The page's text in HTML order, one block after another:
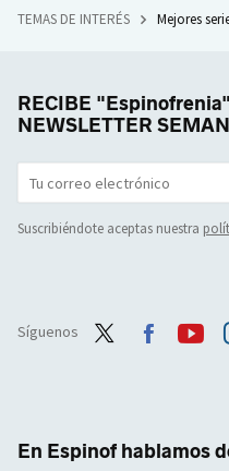
TEMAS DE INTERÉS Mejores
RECIBE
NEWSLETTER
Suscribiéndote aceptas nuestra
Síguenos
En Espinof hablamos